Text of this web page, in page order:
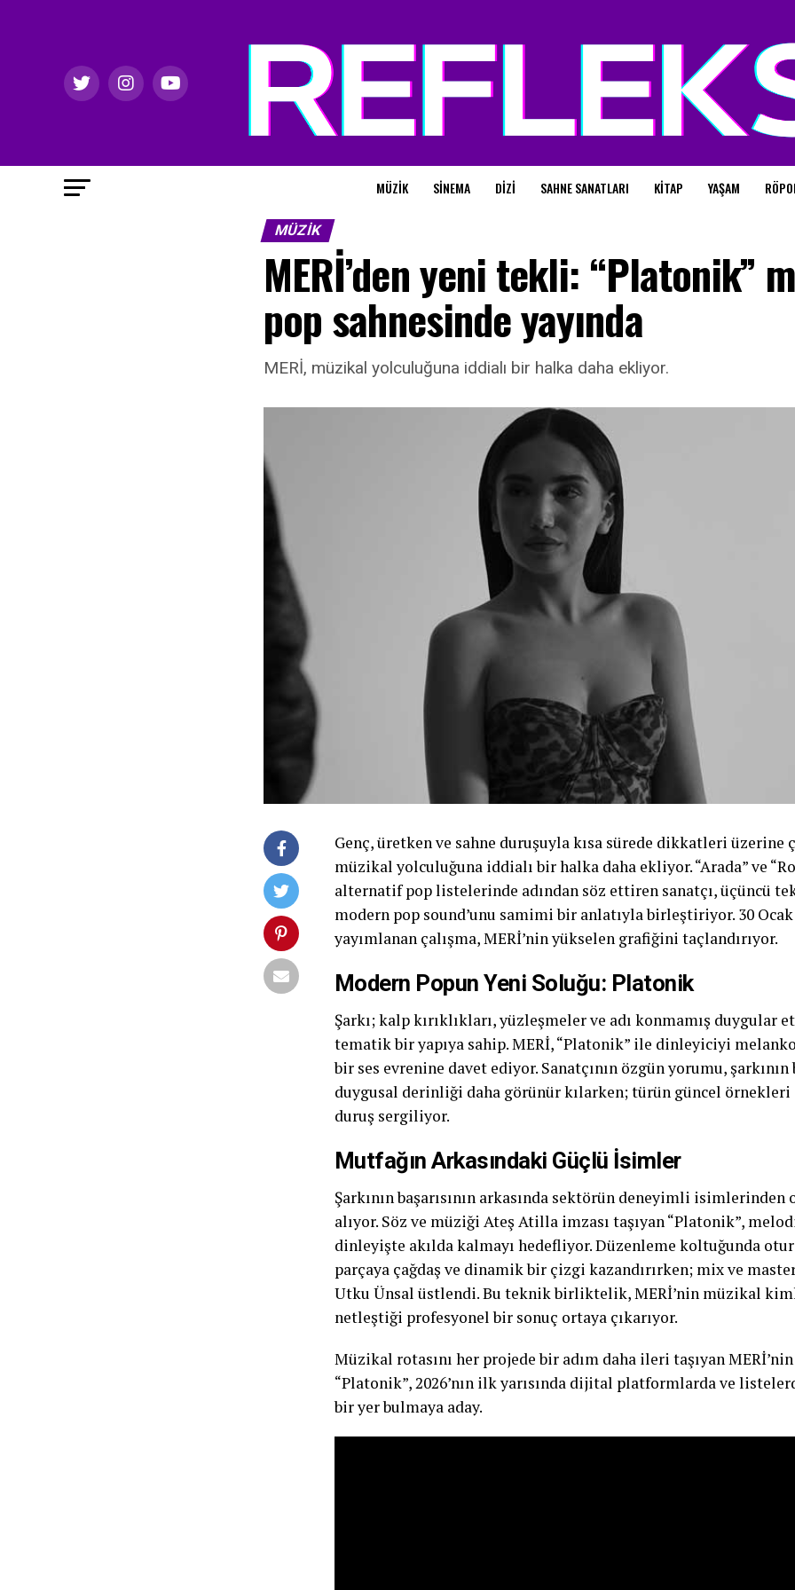
MÜZIK SINEMA DIZI SAHNE SANATLARI KITAP YAŞAM
MÜZIK
MERİ’den yeni tekli: “Platonik”
pop sahnesinde yayında
MERİ, müzikal yolculuğuna iddialı bir halka daha ekliyor.
Genç, üretken ve sahne duruşuyla kısa sürede dikkatleri üzerine
müzikal yolculuğuna iddialı bir halka daha ekliyor. “Arada” ve
alternatif pop listelerinde adından söz ettiren sanatçı, üçüncü
modern pop sound’unu samimi bir anlatıyla birleştiriyor. 30
yayımlanan çalışma, MERİ’nin yükselen grafiğini taçlandırıyor.
Modern Popun Yeni Soluğu: Platonik
Şarkı; kalp kırıklıkları, yüzleşmeler ve adı konmamış duygular
tematik bir yapıya sahip. MERİ, “Platonik” ile dinleyiciyi
bir ses evrenine davet ediyor. Sanatçının özgün yorumu, şarkının
duygusal derinliği daha görünür kılarken; türün güncel örnekleri
duruş sergiliyor.
Mutfağın Arkasındaki Güçlü İsimler
Şarkının başarısının arkasında sektörün deneyimli
alıyor. Söz ve müziği Ateş Atilla imzası taşıyan “Platonik”,
dinleyişte akılda kalmayı hedefliyor. Düzenleme koltuğunda
parçaya çağdaş ve dinamik bir çizgi kazandırırken; mix ve
Utku Ünsal üstlendi. Bu teknik birliktelik, MERİ’nin müzikal
netleştiği profesyonel bir sonuç ortaya çıkarıyor.
Müzikal rotasını her projede bir adım daha ileri taşıyan MERİ’nin
“Platonik”, 2026’nın ilk yarısında dijital platformlarda ve
bir yer bulmaya aday.